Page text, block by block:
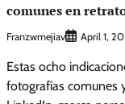
comunes en
Franzwmejiav April 1,
Estas ocho
fotografías comunes